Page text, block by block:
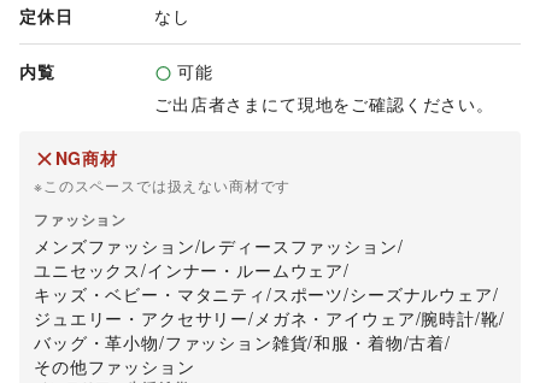
定休日 なし
内覧
可能
ご出店者さまにて現地をご確認ください。
NG商材
※このスペースでは扱えない商材です
ファッション
メンズファッション/レディースファッション/
ユニセックス/インナー・ルームウェア/
キッズ・ベビー・マタニティ /スポーツ/シーズナルウェア/
ジュエリー・アクセサリー/メガネ・アイウェア/腕時計/靴/
バッグ・革小物/ファッション雑貨/和服・着物/古着/
その他ファッション